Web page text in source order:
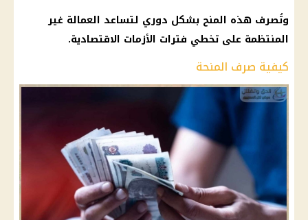
وتُصرف هذه المنح بشكل دوري لتساعد العمالة غير
المنتظمة على تخطي فترات الأزمات الاقتصادية.
كيفية صرف المنحة